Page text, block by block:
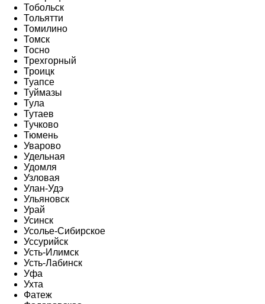
Тобольск
Тольятти
Томилино
Томск
Тосно
Трехгорный
Троицк
Туапсе
Туймазы
Тула
Тутаев
Тучково
Тюмень
Уварово
Удельная
Удомля
Узловая
Улан-Удэ
Ульяновск
Урай
Усинск
Усолье-Сибирское
Уссурийск
Усть-Илимск
Усть-Лабинск
Уфа
Ухта
Фатеж